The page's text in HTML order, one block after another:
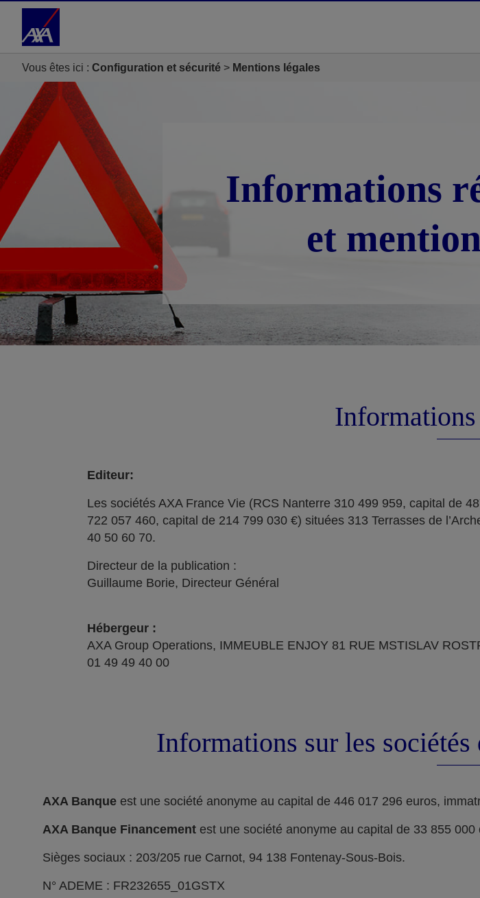
Accéder au Contenu
Vous êtes ici : Configuration et sécurité Mentions légales
Informations
et
Informations
Editeur:
Les sociétés AXA France Vie (RCS Nanterre 310 499 959, capital de
722 057 460, capital de 214 799 030 €) situées 313 Terrasses de
40 50 60 70.
Directeur de la publication :
Guillaume Borie, Directeur Général
Hébergeur :
AXA Group Operations, IMMEUBLE ENJOY 81 RUE MSTISLAV
01 49 49 40 00
Informations sur les
AXA Banque est une société anonyme au capital de 446 017 296 euros,
AXA Banque Financement est une société anonyme au capital de 33 855
Sièges sociaux : 203/205 rue Carnot, 94 138 Fontenay-Sous-Bois.
N° ADEME : FR232655_01GSTX